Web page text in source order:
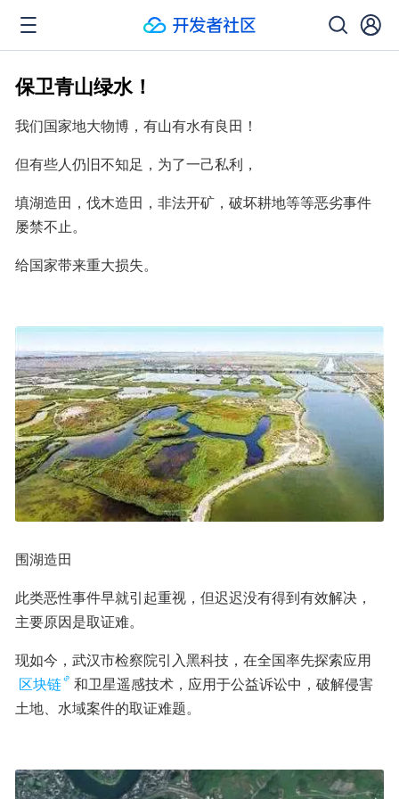
保卫青山绿水！
我们国家地大物博，有山有水有良田！
但有些人仍旧不知足，为了一己私利，
填湖造田，伐木造田，非法开矿，破坏耕地等等恶劣事件
屡禁不止。
给国家带来重大损失。
围湖造田
此类恶性事件早就引起重视，但迟迟没有得到有效解决，
主要原因是取证难。
现如今，武汉市检察院引入黑科技，在全国率先探索应用
区块链
和卫星遥感技术，应用于公益诉讼中，破解侵害
土地、水域案件的取证难题。